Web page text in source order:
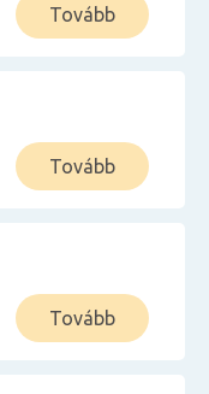
Tovább
Tovább
Tovább